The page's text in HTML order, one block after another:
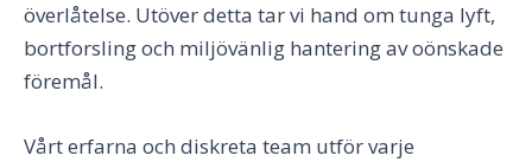
överlåtelse. Utöver detta tar vi hand om tunga lyft,
bortforsling och miljövänlig hantering av oönskade
föremål.
Vårt erfarna och diskreta team utför varje